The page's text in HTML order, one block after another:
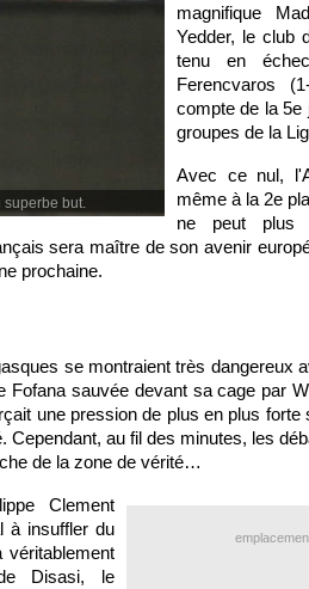
superbe but.
magnifique
Yedder, le club
tenu en
Ferencvaros
compte de la 5e
groupes de la
Avec ce nul,
même à la 2e
ne peut plus
sera maître de son avenir
prochaine.
se montraient très dangereux
Fofana sauvée devant sa cage par
une pression de plus en plus
Cependant, au fil des minutes, les
de la zone de vérité…
Clement
à insuffler du
véritablement
Disasi, le